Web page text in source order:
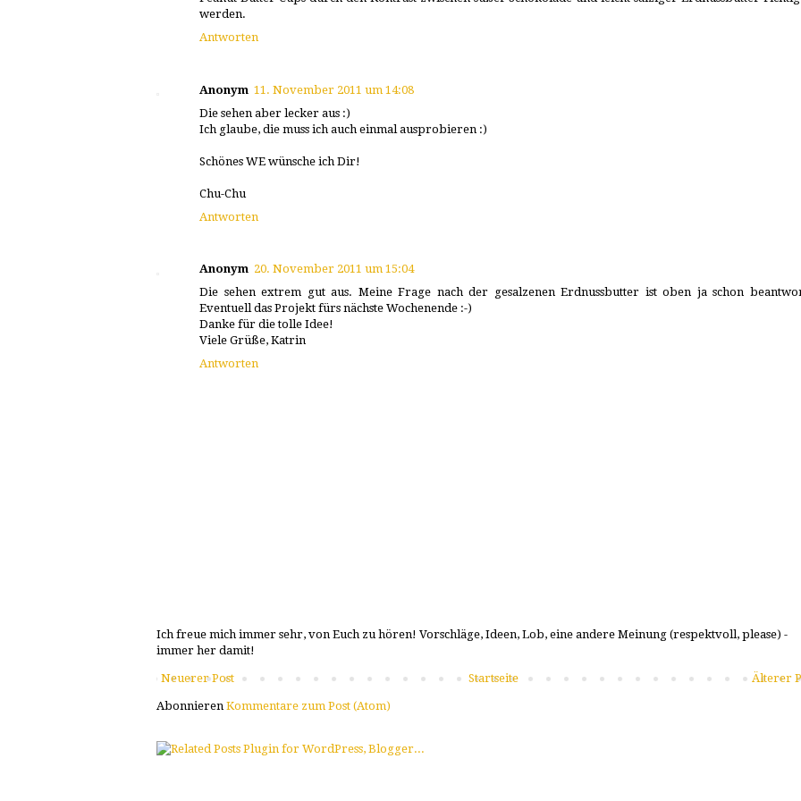
werden.
Antworten
Anonym 11. November 2011 um 14:08
Die sehen aber lecker aus :)
Ich glaube, die muss ich auch einmal ausprobieren :)
Schönes WE wünsche ich Dir!
Chu-Chu
Antworten
Anonym 20. November 2011 um 15:04
Die sehen extrem gut aus. Meine Frage nach der gesalzenen Erdnussbutter ist oben ja schon
Eventuell das Projekt fürs nächste Wochenende :-)
Danke für die tolle Idee!
Viele Grüße, Katrin
Antworten
Ich freue mich immer sehr, von Euch zu hören! Vorschläge, Ideen, Lob, eine andere Meinung (respektvoll, please) -
immer her damit!
Neuerer Post Älterer
Startseite
Abonnieren Kommentare zum Post (Atom)